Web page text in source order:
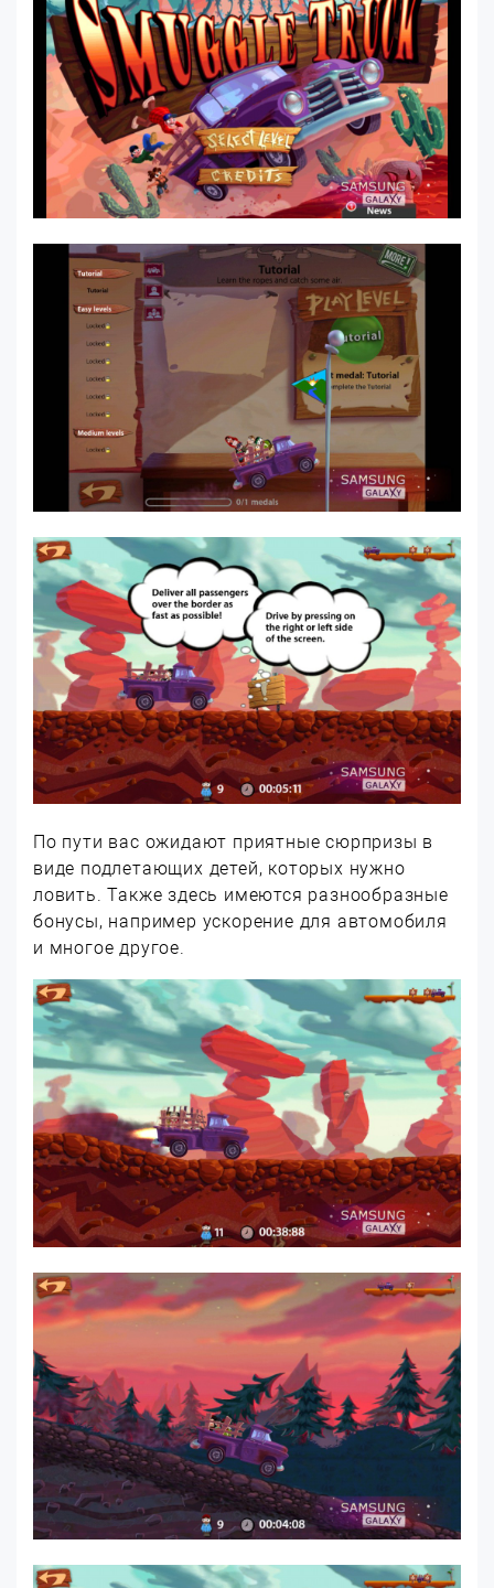
По пути вас ожидают приятные сюрпризы в
виде подлетающих детей, которых нужно
ловить. Также здесь имеются разнообразные
бонусы, например ускорение для автомобиля
и многое другое.